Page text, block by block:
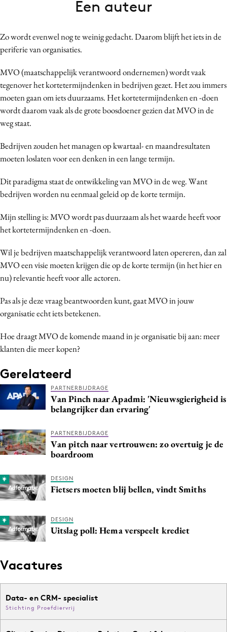
Carriere
Contentmarketing
Craft
Customer Experience
Data & Insights
Design
Digital transformation
Diversiteit
Effectiviteit
Gedragsverandering
Influencer marketing
Martech
Merkstrategie
PR
Programmatic
Purpose Marketing
Reputatie & crisis
Zo wordt evenwel nog te weinig gedacht. Daarom blijft het iets in de
periferie van organisaties.
MVO (maatschappelijk verantwoord ondernemen) wordt vaak
tegenover het kortetermijndenken in bedrijven gezet. Het zou immers
moeten gaan om iets duurzaams. Het kortetermijndenken en -doen
wordt daarom vaak als de grote boosdoener gezien dat MVO in de
weg staat.
Bedrijven zouden het managen op kwartaal- en maandresultaten
moeten loslaten voor een denken in een lange termijn.
Dit paradigma staat de ontwikkeling van MVO in de weg. Want
bedrijven worden nu eenmaal geleid op de korte termijn.
Mijn stelling is: MVO wordt pas duurzaam als het waarde heeft voor
het kortetermijndenken en -doen.
Wil je bedrijven maatschappelijk verantwoord laten opereren, dan zal
MVO een visie moeten krijgen die op de korte termijn (in het hier en
nu) relevantie heeft voor alle actoren.
Pas als je deze vraag beantwoorden kunt, gaat MVO in jouw
organisatie echt iets betekenen.
Hoe draagt MVO de komende maand in je organisatie bij aan: meer
klanten die meer kopen?
Gerelateerd
PARTNERBIJDRAGE
Van Pinch naar Apadmi: 'Nieuwsgierigheid is
belangrijker dan ervaring'
PARTNERBIJDRAGE
Van pitch naar vertrouwen: zo overtuig je de
boardroom
DESIGN
Fietsers moeten blij bellen, vindt Smiths
DESIGN
Uitslag poll: Hema verspeelt krediet
Vacatures
Data- en CRM- specialist
Stichting Proefdiervrij
Een auteur